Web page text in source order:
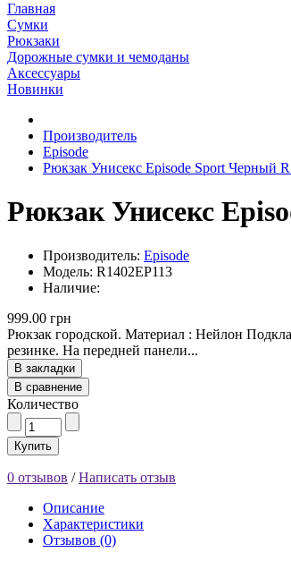
Главная
Сумки
Рюкзаки
Дорожные сумки и чемоданы
Аксессуары
Новинки
Производитель
Episode
Рюкзак Унисекс Episode Sport Черный
Рюкзак Унисекс
Производитель: Episode
Модель: R1402EP113
Наличие:
999.00 грн
Рюкзак городской. Материал : Нейлон
резинке. На передней панели...
В закладки
В сравнение
Количество
Купить
0 отзывов /Написать отзыв
Описание
Характеристики
Отзывов (0)